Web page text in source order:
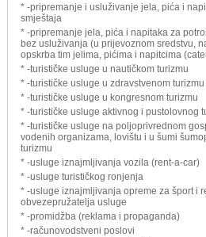
* -pripremanje i usluživanje jela, pića i
smještaja
* -pripremanje jela, pića i napitaka za
bez usluživanja (u prijevoznom sredstvu,
opskrba tim jelima, pićima i napitcima
* -turističke usluge u nautičkom turizmu
* -turističke usluge u zdravstvenom turizmu
* -turističke usluge u kongresnom turizmu
* -turističke usluge aktivnog i pustolovnog
* -turističke usluge na poljoprivrednom
vodenih organizama, lovištu i u šumi
turizmu
* -usluge iznajmljivanja vozila (rent-a-car)
* -usluge turističkog ronjenja
* -usluge iznajmljivanja opreme za šport i
obvezepružatelja usluge
* -promidžba (reklama i propaganda)
* -računovodstveni poslovi